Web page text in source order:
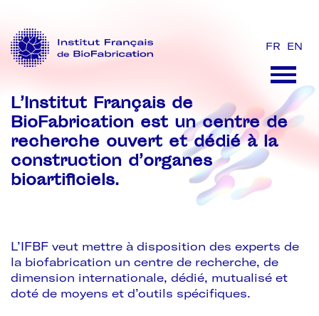
FR EN
L’Institut Français de
BioFabrication est un centre de
recherche ouvert et dédié à la
construction d’organes
bioartificiels.
L’IFBF veut mettre à disposition des experts de
la biofabrication un centre de recherche, de
dimension internationale, dédié, mutualisé et
doté de moyens et d’outils spécifiques.